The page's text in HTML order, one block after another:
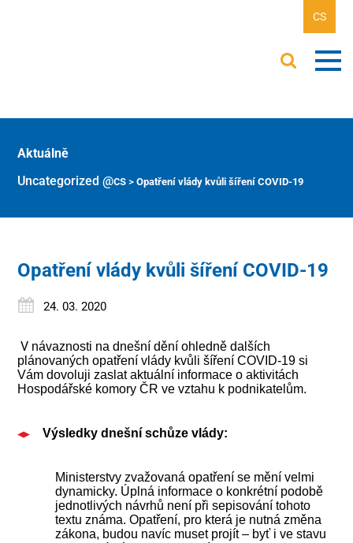
CS
Aktuálně
Uncategorized @cs >Opatření vlády kvůli šíření COVID-19
Opatření vlády kvůli šíření COVID-19
24. 03. 2020
V návaznosti na dnešní dění ohledně dalších
plánovaných opatření vlády kvůli šíření COVID-19 si
Vám dovoluji zaslat aktuální informace o aktivitách
Hospodářské komory ČR ve vztahu k podnikatelům.
Výsledky dnešní schůze vlády:
Ministerstvy zvažovaná opatření se mění velmi
dynamicky. Úplná informace o konkrétní podobě
jednotlivých návrhů není při sepisování tohoto
textu známa. Opatření, pro která je nutná změna
zákona, budou navíc muset projít – byť i ve stavu